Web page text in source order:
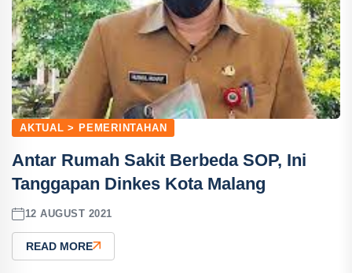
AKTUAL > PEMERINTAHAN
Antar Rumah Sakit Berbeda SOP, Ini
Tanggapan Dinkes Kota Malang
12 AUGUST 2021
READ MORE